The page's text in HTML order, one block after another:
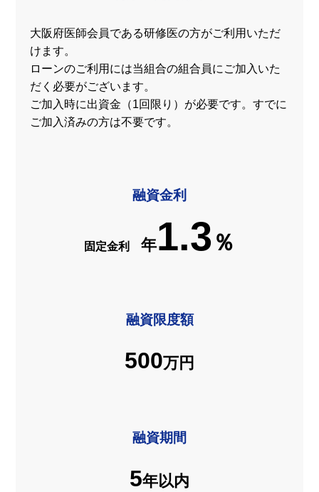
大阪府医師会員である研修医の方がご利用いただ
けます。
ローンのご利用には当組合の組合員にご加入いた
だく必要がございます。
ご加入時に出資金（1回限り）が必要です。すでに
ご加入済みの方は不要です。
融資金利
固定金利 年1.3％
融資限度額
500万円
融資期間
5年以内